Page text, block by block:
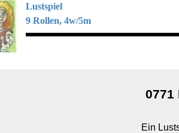
Lustspiel
9 Rollen, 4w/5m
0771
Ein